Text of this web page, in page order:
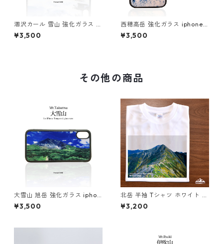
涸沢カール 雪山 強化ガラス ip
hone スマホケース スマホカ
バーアウトドア 登山 山
¥3,500
西穂高岳 強化ガラス iphone
スマホケース スマホカバーア
ウトドア 登山 山
¥3,500
その他の商品
大雪山 旭岳 強化ガラス iphon
e スマホケース スマホカバー
登山 山 北海道 夏
¥3,500
北岳 半袖 Tシャツ ホワイト ド
ライ 吸水速乾 山 登山 アウト
ドア 山Tシャツ 山のイラスト
¥3,200